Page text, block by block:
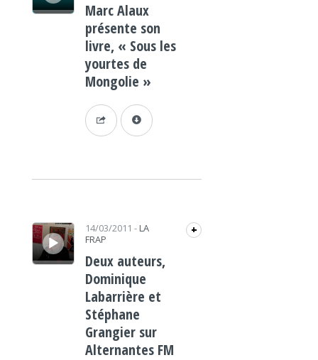
Marc Alaux
présente son
livre, « Sous les
yourtes de
Mongolie »
Lecteur audio 14/03/2011 - LA
FRAP
+
Deux auteurs,
Dominique
Labarrière et
Stéphane
Grangier sur
Alternantes FM